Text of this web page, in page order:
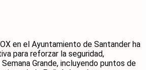
en el Ayuntamiento de Santander ha
para reforzar la seguridad,
Grande, incluyendo puntos de